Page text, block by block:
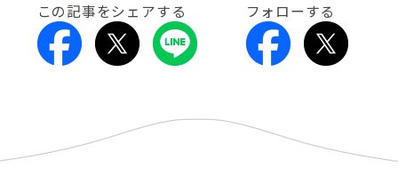
この記事をシェアする フォローする